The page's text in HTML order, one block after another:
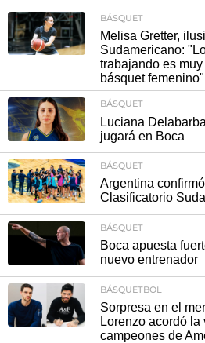
BÁSQUET
Melisa Gretter,
Sudamericano:
trabajando es
básquet femenino"
BÁSQUET
Luciana
jugará en Boca
BÁSQUET
Argentina
Clasificatorio
BÁSQUET
Boca apuesta
nuevo entrenador
BÁSQUETBOL
Sorpresa en el
Lorenzo acordó la
campeones de